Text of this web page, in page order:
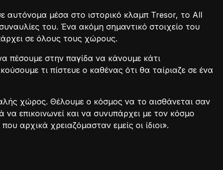
αυτόνομα μέσα στο ιστορικό κλαμπ Tresor, το All
του. Ένα ακόμη σημαντικό στοιχείο του
σε όλους τους χώρους.
πέσουμε στην παγίδα να κάνουμε κάτι
τι πίστευε ο καθένας ότι θα ταίριαζε σε ένα
χώρος. Θέλουμε ο κόσμος να το αισθάνεται σαν
να επικοινωνεί και να συνυπάρχει με τον κόσμο
αρχικά χρειαζόμασταν εμείς οι ίδιοι».